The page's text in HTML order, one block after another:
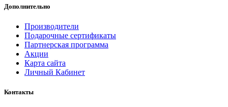
Дополнительно
Производители
Подарочные сертификаты
Партнерская программа
Акции
Карта сайта
Личный Кабинет
Контакты